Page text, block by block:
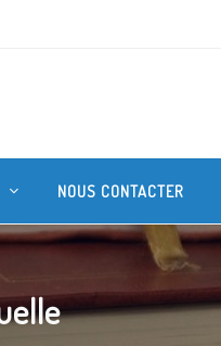
NOUS CONTACTER